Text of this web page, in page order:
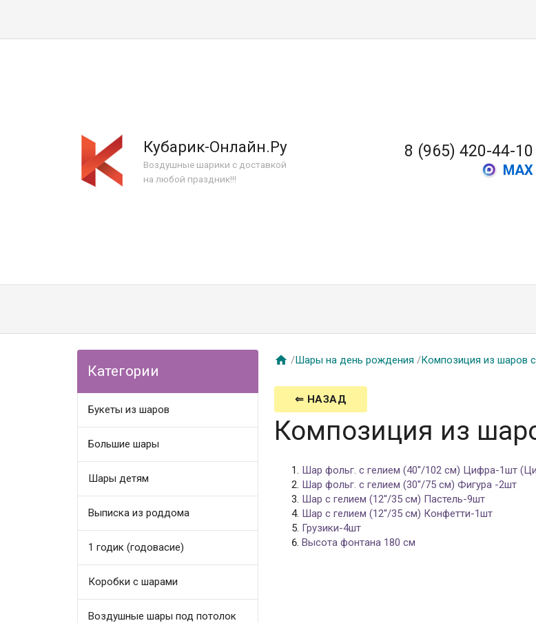
Кубарик-Онлайн.Ру
Воздушные шарики с доставкой
на любой праздник!!!
8 (965) 420-44-10
MAX
Категории
Букеты из шаров
Большие шары
Шары детям
Выписка из роддома
1 годик (годовасие)
Коробки с шарами
Воздушные шары под потолок
 /Шары на день рождения /Композиция из шаров
⇐ НАЗАД
Композиция из
Шар фольг. с гелием (40''/102 см) Цифра-1шт
Шар фольг. с гелием (30''/75 см) Фигура -2шт
Шар с гелием (12''/35 см) Пастель-9шт
Шар с гелием (12''/35 см) Конфетти-1шт
Грузики-4шт
Высота фонтана 180 см